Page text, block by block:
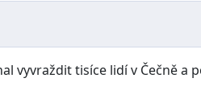
vyvraždit tisíce lidí v Čečně